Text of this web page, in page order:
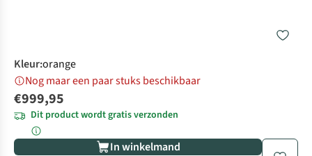
Kleur:orange
Nog maar een paar stuks beschikbaar
€999,95
Dit product wordt gratis verzonden
In winkelmand